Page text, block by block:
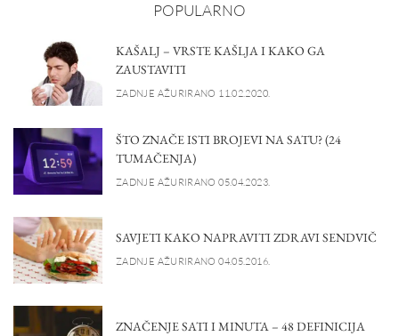
POPULARNO
KAŠALJ – VRSTE KAŠLJA I KAKO GA
ZAUSTAVITI
ZADNJE AŽURIRANO 11.02.2020.
ŠTO ZNAČE ISTI BROJEVI NA SATU? (24
TUMAČENJA)
ZADNJE AŽURIRANO 05.04.2023.
SAVJETI KAKO NAPRAVITI ZDRAVI SENDVIČ
ZADNJE AŽURIRANO 04.05.2016.
ZNAČENJE SATI I MINUTA – 48 DEFINICIJA